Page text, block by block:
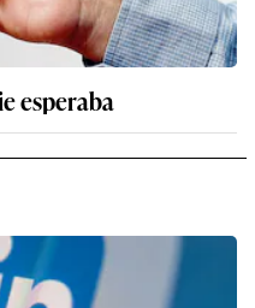
esperaba